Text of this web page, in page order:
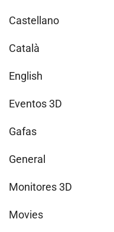
Castellano
Català
English
Eventos 3D
Gafas
General
Monitores 3D
Movies